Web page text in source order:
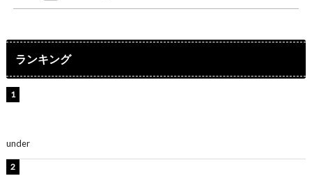
ランキング
under